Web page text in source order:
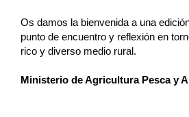
Os damos la bienvenida a una
punto de encuentro y reflexión en
rico y diverso medio rural.
Ministerio de Agricultura Pesca y